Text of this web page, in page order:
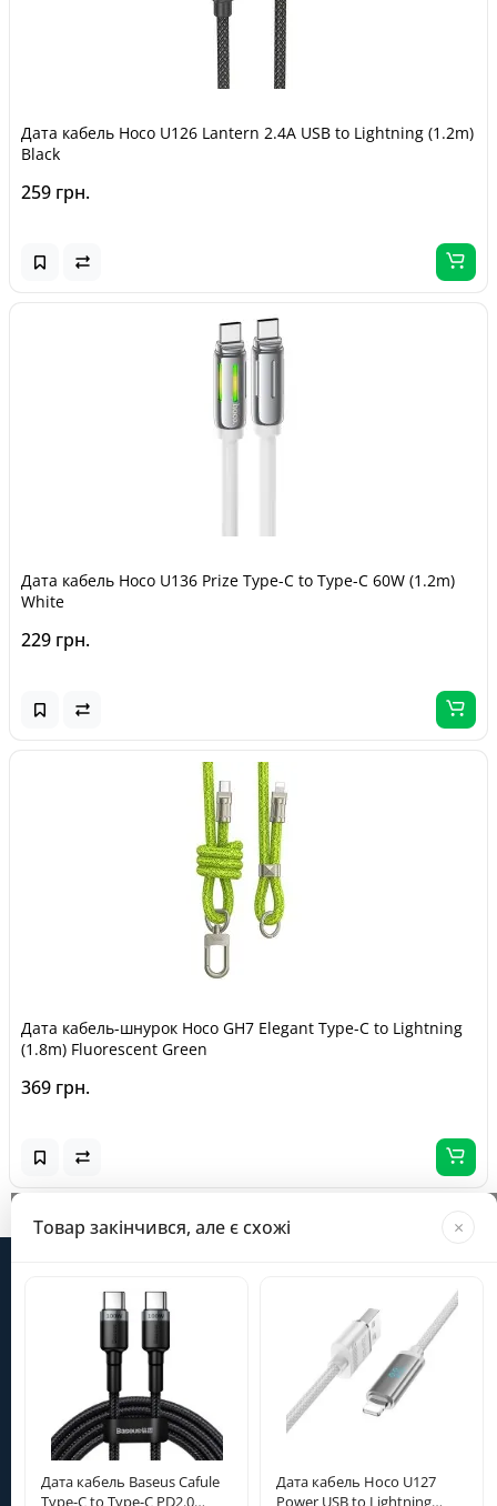
Дата кабель Hoco U126 Lantern 2.4A USB to Lightning (1.2m)
Black
259 грн.
Дата кабель Hoco U136 Prize Type-C to Type-C 60W (1.2m)
White
229 грн.
Дата кабель-шнурок Hoco GH7 Elegant Type-C to Lightning
(1.8m) Fluorescent Green
369 грн.
Товар закінчився, але є схожі ×
Дата кабель Baseus Cafule
Type-C to Type-C PD2.0
Дата кабель Hoco U127
Power USB to Lightning
Завантажується...
Особистий кабінет